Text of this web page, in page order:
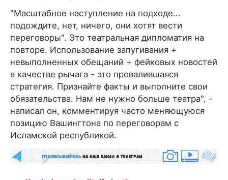
"Масштабное наступление на подходе...
подождите, нет, ничего, они хотят вести
переговоры". Это театральная дипломатия на
повторе. Использование запугивания +
невыполненных обещаний + фейковых новостей
в качестве рычага - это провалившаяся
стратегия. Признайте факты и выполните свои
обязательства. Нам не нужно больше театра", -
написал он, комментируя часто меняющуюся
позицию Вашингтона по переговорам с
Исламской республикой.